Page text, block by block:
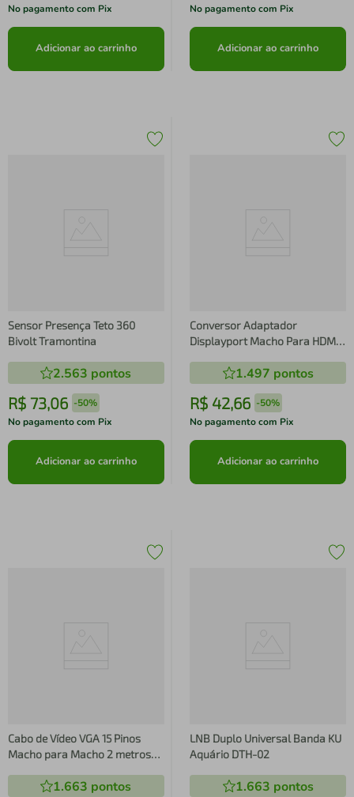
No pagamento com Pix
Adicionar ao carrinho
No pagamento com Pix
Adicionar ao carrinho
Sensor Presença Teto 360
Bivolt Tramontina
2.563 pontos
R$ 73,06 -50%
No pagamento com Pix
Adicionar ao carrinho
Conversor Adaptador
Displayport Macho Para HDMI
1.497 pontos
R$ 42,66 -50%
No pagamento com Pix
Adicionar ao carrinho
Cabo de Vídeo VGA 15 Pinos
Macho para Macho 2 metros
1.663 pontos
LNB Duplo Universal Banda KU
Aquário DTH-02
1.663 pontos